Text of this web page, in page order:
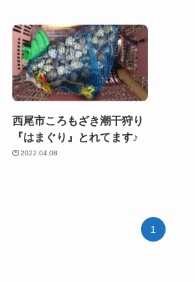
西尾市ころもざき潮干狩り
『はまぐり』とれてます♪
2022.04.08
1